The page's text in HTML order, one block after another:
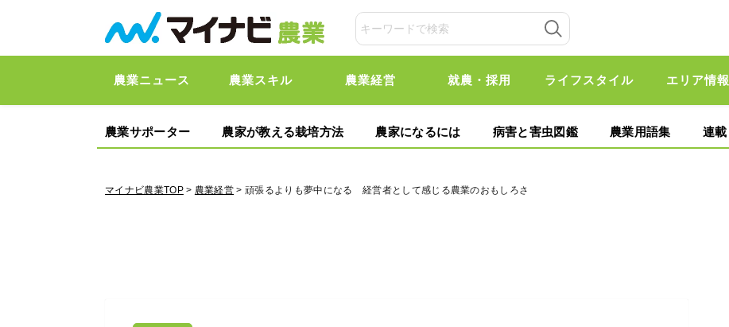
農業ニュース 農業スキル 農業経営 就農・採用 ライフスタイル エリア情報
農業サポーター 農家が教える栽培方法 農家になるには 病害と害虫図鑑 農業用語集 連載
マイナビ農業TOP> 農業経営 > 頑張るよりも夢中になる 経営者として感じる農業のおもしろさ